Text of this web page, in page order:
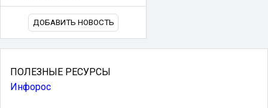
ДОБАВИТЬ НОВОСТЬ
ПОЛЕЗНЫЕ РЕСУРСЫ
Инфорос